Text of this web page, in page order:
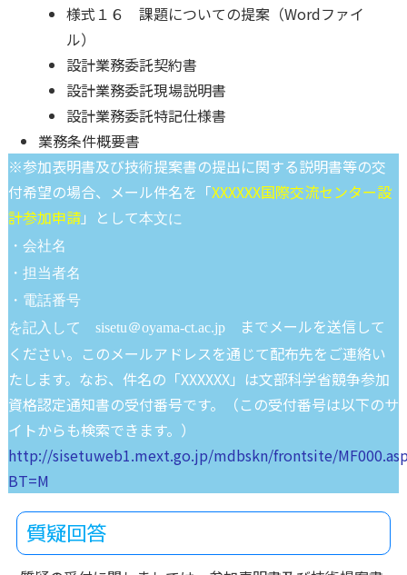
様式１６ 課題についての提案（Wordファイ
ル）
設計業務委託契約書
設計業務委託現場説明書
設計業務委託特記仕様書
業務条件概要書
※参加表明書及び技術提案書の提出に関する説明書等の交
付希望の場合、メール件名を「XXXXXX国際交流センター設
計参加申請」として本文に
・会社名
・担当者名
・電話番号
を記入して sisetu＠oyama-ct.ac.jp
までメールを送信して
ください。このメールアドレスを通じて配布先をご連絡い
たします。なお、件名の「XXXXXX」は文部科学省競争参加
資格認定通知書の受付番号です。（この受付番号は以下のサ
イトからも検索できます。）
http://sisetuweb1.mext.go.jp/mdbskn/frontsite/
BT=M
質疑回答